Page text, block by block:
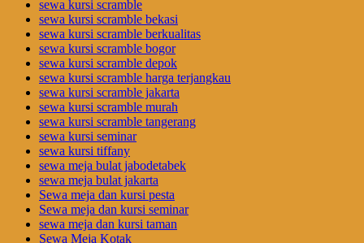
sewa kursi scramble
sewa kursi scramble bekasi
sewa kursi scramble berkualitas
sewa kursi scramble bogor
sewa kursi scramble depok
sewa kursi scramble harga terjangkau
sewa kursi scramble jakarta
sewa kursi scramble murah
sewa kursi scramble tangerang
sewa kursi seminar
sewa kursi tiffany
sewa meja bulat jabodetabek
sewa meja bulat jakarta
Sewa meja dan kursi pesta
Sewa meja dan kursi seminar
sewa meja dan kursi taman
Sewa Meja Kotak